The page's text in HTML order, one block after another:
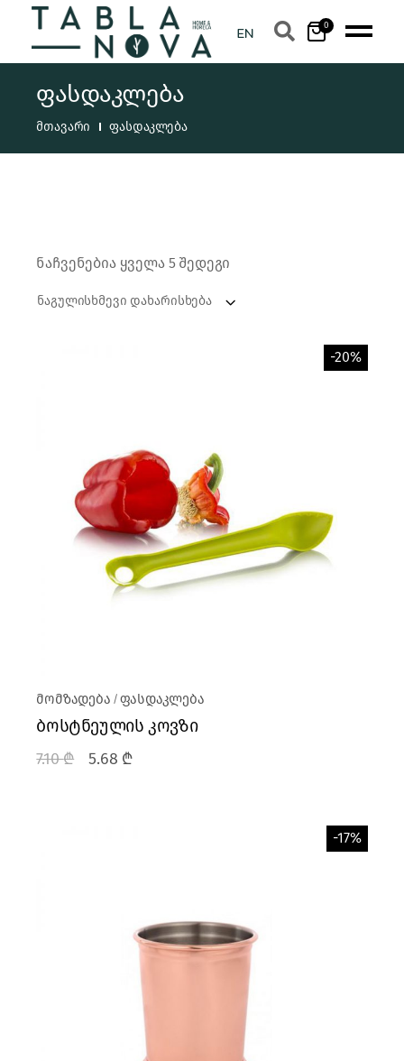
0
ფასდაკლება
მთავარი ფასდაკლება
ნაჩვენებია ყველა 5 შედეგი
ნაგულისხმევი დახარისხება
-20%
მომზადება ფასდაკლება
ბოსტნეულის კოვზი
7.10₾ 5.68 ₾
-17%